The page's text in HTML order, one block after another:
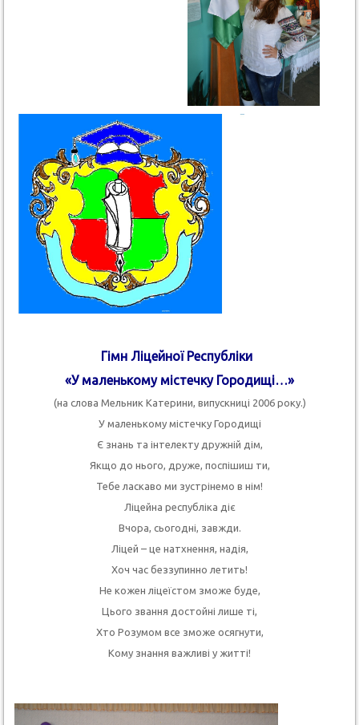
Гімн Ліцейної Республіки
«У маленькому містечку Городищі…»
(на слова Мельник Катерини, випускниці 2006 року.)
У маленькому містечку Городищі
Є знань та інтелекту дружній дім,
Якщо до нього, друже, поспішиш ти,
Тебе ласкаво ми зустрінемо в нім!
Ліцейна республіка діє
Вчора, сьогодні, завжди.
Ліцей – це натхнення, надія,
Хоч час беззупинно летить!
Не кожен ліцеїстом зможе буде,
Цього звання достойні лише ті,
Хто Розумом все зможе осягнути,
Кому знання важливі у житті!